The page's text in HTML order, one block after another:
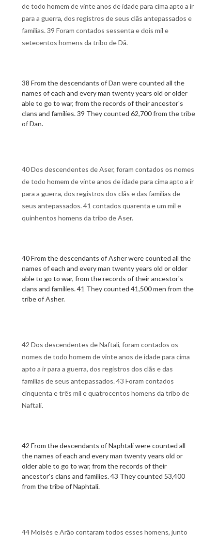
de todo homem de vinte anos de idade para cima apto a ir
para a guerra, dos registros de seus clãs antepassados e
famílias. 39 Foram contados sessenta e dois mil e
setecentos homens da tribo de Dã.
38 From the descendants of Dan were counted all the
names of each and every man twenty years old or older
able to go to war, from the records of their ancestor's
clans and families. 39 They counted 62,700 from the tribe
of Dan.
40 Dos descendentes de Aser, foram contados os nomes
de todo homem de vinte anos de idade para cima apto a ir
para a guerra, dos registros dos clãs e das famílias de
seus antepassados. 41 contados quarenta e um mil e
quinhentos homens da tribo de Aser.
40 From the descendants of Asher were counted all the
names of each and every man twenty years old or older
able to go to war, from the records of their ancestor's
clans and families. 41 They counted 41,500 men from the
tribe of Asher.
42 Dos descendentes de Naftali, foram contados os
nomes de todo homem de vinte anos de idade para cima
apto a ir para a guerra, dos registros dos clãs e das
famílias de seus antepassados. 43 Foram contados
cinquenta e três mil e quatrocentos homens da tribo de
Naftali.
42 From the descendants of Naphtali were counted all
the names of each and every man twenty years old or
older able to go to war, from the records of their
ancestor's clans and families. 43 They counted 53,400
from the tribe of Naphtali.
44 Moisés e Arão contaram todos esses homens, junto